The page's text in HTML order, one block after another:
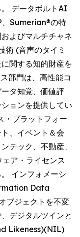
データボルトAI
Sumerian®の特
よびマルチチャネ
術 (音声のタイミ
関する知的財産を
部門は、高性能コ
タ知覚、価値評
ョンを提供してい
・プラットフォー
、イベント＆会
テック、不動産、
ア・ライセンス
インフォメーシ
Data
ブジェクトを不変
デジタルツインと
Likeness)(NIL)